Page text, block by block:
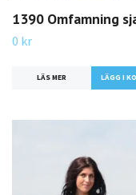
1390 Omfamning
0 kr
LÄS MER